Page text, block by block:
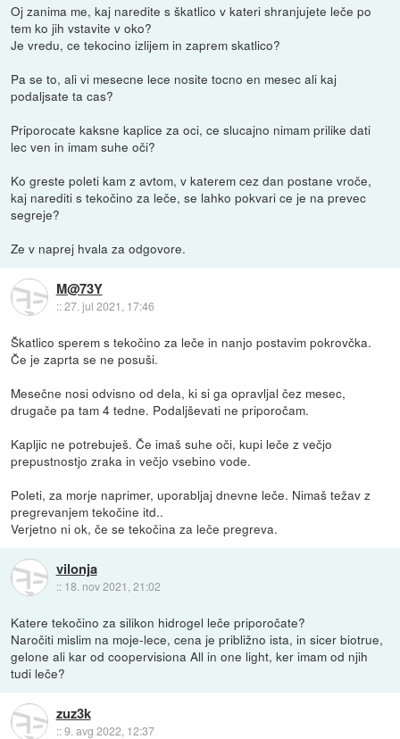
Oj zanima me, kaj naredite s škatlico v kateri shranjujete leče po
tem ko jih vstavite v oko?
Je vredu, ce tekocino izlijem in zaprem skatlico?
Pa se to, ali vi mesecne lece nosite tocno en mesec ali kaj
podaljsate ta cas?
Priporocate kaksne kaplice za oci, ce slucajno nimam prilike dati
lec ven in imam suhe oči?
Ko greste poleti kam z avtom, v katerem cez dan postane vroče,
kaj narediti s tekočino za leče, se lahko pokvari ce je na prevec
segreje?
Ze v naprej hvala za odgovore.
M@73Y
::27. jul 2021, 17:46
Škatlico sperem s tekočino za leče in nanjo postavim pokrovčka.
Če je zaprta se ne posuši.
Mesečne nosi odvisno od dela, ki si ga opravljal čez mesec,
drugače pa tam 4 tedne. Podaljševati ne priporočam.
Kapljic ne potrebuješ. Če imaš suhe oči, kupi leče z večjo
prepustnostjo zraka in večjo vsebino vode.
Poleti, za morje naprimer, uporabljaj dnevne leče. Nimaš težav z
pregrevanjem tekočine itd..
Verjetno ni ok, če se tekočina za leče pregreva.
vilonja
:: 18. nov 2021, 21:02
Katere tekočino za silikon hidrogel leče priporočate?
Naročiti mislim na moje-lece, cena je približno ista, in sicer biotrue,
gelone ali kar od coopervisiona All in one light, ker imam od njih
tudi leče?
zuz3k
::9. avg 2022, 12:37